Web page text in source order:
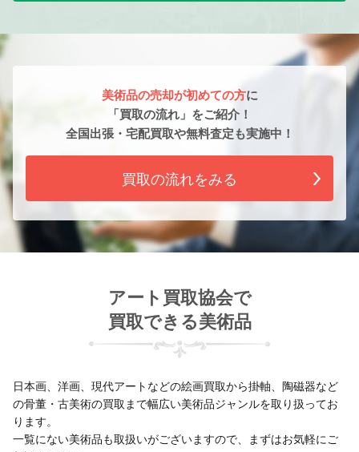
美術品の売却が初めての方に
「買取の流れ」をご紹介！
全国出張・宅配買取や無料査定も実施中！
買取の流れをみる
アート買取協会で
買取できる美術品
日本画、洋画、現代アートなどの絵画買取から掛軸、陶磁器など
の骨董・古美術の買取まで幅広い美術品ジャンルを取り扱ってお
ります。
一覧にない美術品も取扱いがございますので、まずはお気軽にご